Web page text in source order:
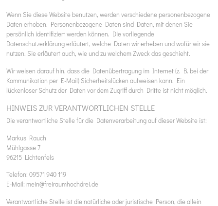
Wenn Sie diese Website benutzen, werden verschiedene personenbezogene
Daten erhoben. Personenbezogene Daten sind Daten, mit denen Sie
persönlich identifiziert werden können. Die vorliegende
Datenschutzerklärung erläutert, welche Daten wir erheben und wofür wir sie
nutzen. Sie erläutert auch, wie und zu welchem Zweck das geschieht.
Wir weisen darauf hin, dass die Datenübertragung im Internet (z. B. bei der
Kommunikation per E-Mail) Sicherheitslücken aufweisen kann. Ein
lückenloser Schutz der Daten vor dem Zugriff durch Dritte ist nicht möglich.
HINWEIS ZUR VERANTWORTLICHEN STELLE
Die verantwortliche Stelle für die Datenverarbeitung auf dieser Website ist:
Markus Rauch
Mühlgasse 7
96215 Lichtenfels
Telefon: 09571 940 119
E-Mail: mein@freiraumhochdrei.de
Verantwortliche Stelle ist die natürliche oder juristische Person, die allein